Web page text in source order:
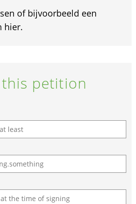
of bijvoorbeeld een
hier.
this petition